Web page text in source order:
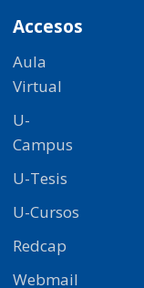
Accesos
Aula
Virtual
U-
Campus
U-Tesis
U-Cursos
Redcap
Webmail